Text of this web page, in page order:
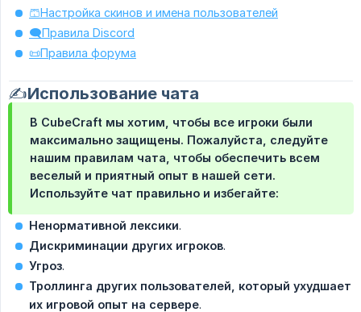
🩳Настройка скинов и имена пользователей
🗨️Правила Discord
📜Правила форума
✍️Использование чата
В CubeCraft мы хотим, чтобы все игроки были
максимально защищены. Пожалуйста, следуйте
нашим правилам чата, чтобы обеспечить всем
веселый и приятный опыт в нашей сети.
Используйте чат правильно и избегайте:
Ненормативной лексики.
Дискриминации других игроков.
Угроз.
Троллинга других пользователей, который ухудшает
их игровой опыт на сервере.